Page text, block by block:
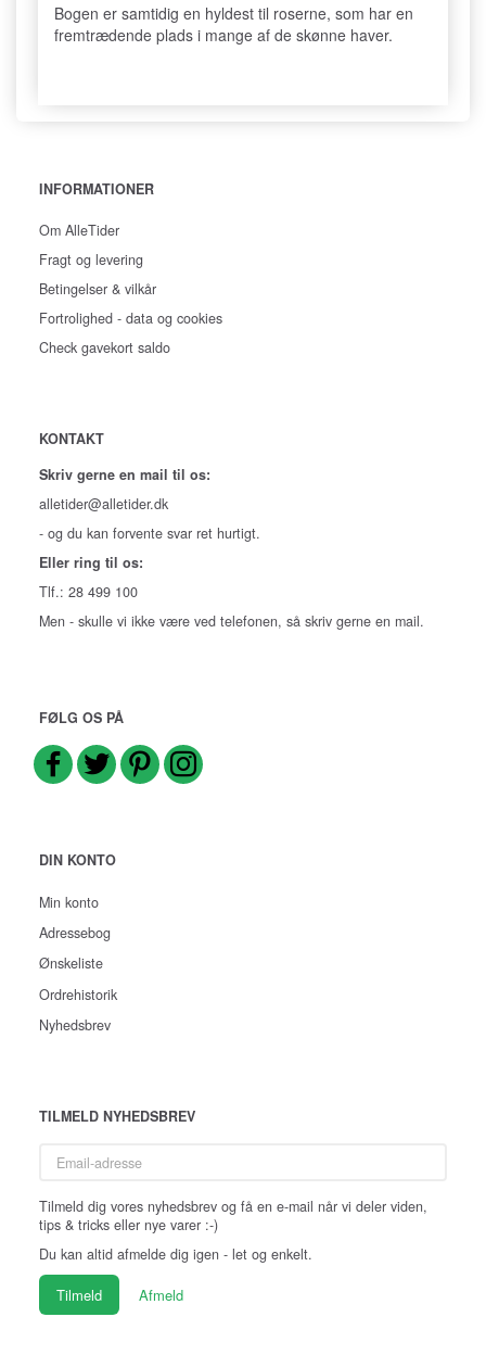
Bogen er samtidig en hyldest til roserne, som har en
fremtrædende plads i mange af de skønne haver.
INFORMATIONER
Om AlleTider
Fragt og levering
Betingelser & vilkår
Fortrolighed - data og cookies
Check gavekort saldo
KONTAKT
Skriv gerne en mail til os:
alletider@alletider.dk
- og du kan forvente svar ret hurtigt.
Eller ring til os:
Tlf.: 28 499 100
Men - skulle vi ikke være ved telefonen, så skriv gerne en mail.
FØLG OS PÅ
DIN KONTO
Min konto
Adressebog
Ønskeliste
Ordrehistorik
Nyhedsbrev
TILMELD NYHEDSBREV
adresse
Tilmeld dig vores nyhedsbrev og få en e-mail når vi deler viden,
tips & tricks eller nye varer :-)
Du kan altid afmelde dig igen - let og enkelt.
Tilmeld Afmeld